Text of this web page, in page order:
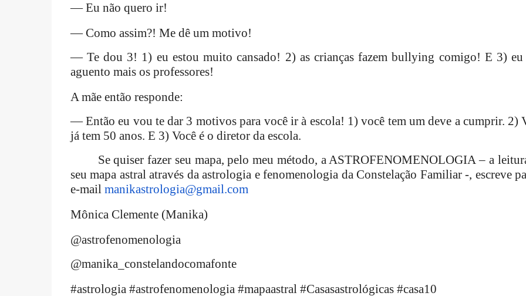
— Eu não quero ir!
— Como assim?! Me dê um motivo!
— Te dou 3! 1) eu estou muito cansado! 2) as crianças fazem bullying comigo! E 3) eu
aguento mais os professores!
A mãe então responde:
— Então eu vou te dar 3 motivos para você ir à escola! 1) você tem um deve a cumprir. 2)
já tem 50 anos. E 3) Você é o diretor da escola.
Se quiser fazer seu mapa, pelo meu método, a ASTROFENOMENOLOGIA – a
seu mapa astral através da astrologia e fenomenologia da Constelação Familiar -, escreve
e-mail manikastrologia@gmail.com
Mônica Clemente (Manika)
@astrofenomenologia
@manika_constelandocomafonte
#astrologia #astrofenomenologia #mapaastral #Casasastrológicas #casa10